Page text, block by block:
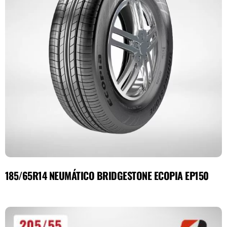
185/65R14 NEUMÁTICO BRIDGESTONE ECOPIA EP150